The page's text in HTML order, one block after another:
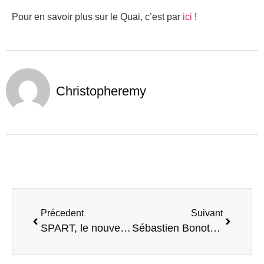
Pour en savoir plus sur le Quai, c’est par ici !
Christopheremy
Précedent
SPART, le nouveau programme d’accompagnement de la Ruche !
Suivant
Sébastien Bonotte, coworker et coordinateur du Club Mentorat